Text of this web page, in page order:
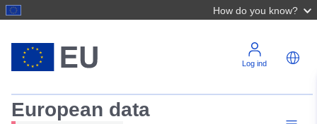
How do you know?
Log ind
European data